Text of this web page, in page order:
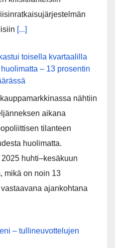
[...]
toisella kvartaalilla
– 13 prosentin
nähtiin
aikana
tilanteen
huolimatta.
huhti–kesäkuun
mikä on noin 13
ajankohtana
– tullineuvottelujen